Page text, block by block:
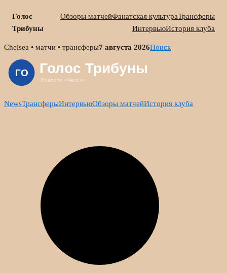
Голос
Трибуны
Обзоры матчейФанатская культураТрансферы
ИнтервьюИстория клуба
Skip
content
Chelsea • матчи • трансферы7 августа 2026Поиск
NewsТрансферыИнтервьюОбзоры матчейИстория клуба